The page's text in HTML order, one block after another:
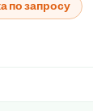
по запросу